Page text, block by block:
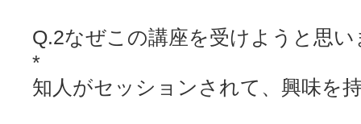
Q.2なぜこの講座を受けようと思
*
知人がセッションされて、興味を